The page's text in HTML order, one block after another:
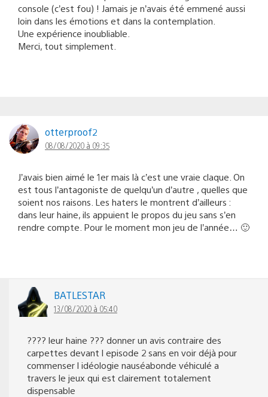
console (c’est fou) ! Jamais je n’avais été emmené aussi
loin dans les émotions et dans la contemplation.
Une expérience inoubliable.
Merci, tout simplement.
otterproof2
08/08/2020 à 09:35
J’avais bien aimé le 1er mais là c’est une vraie claque. On
est tous l’antagoniste de quelqu’un d’autre , quelles que
soient nos raisons. Les haters le montrent d’ailleurs :
dans leur haine, ils appuient le propos du jeu sans s’en
rendre compte. Pour le moment mon jeu de l’année… 🙂
BATLESTAR
13/08/2020 à 05:40
???? leur haine ??? donner un avis contraire des
carpettes devant l episode 2 sans en voir déjà pour
commenser l idéologie nauséabonde véhiculé a
travers le jeux qui est clairement totalement
dispensable